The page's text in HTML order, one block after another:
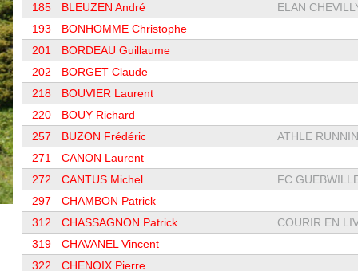
185
BLEUZEN André
ELAN
193
BONHOMME Christophe
201
BORDEAU Guillaume
202
BORGET Claude
218
BOUVIER Laurent
220
BOUY Richard
257
BUZON Frédéric
ATHLE
271
CANON Laurent
272
CANTUS Michel
FC
297
CHAMBON Patrick
312
CHASSAGNON Patrick
COURIR EN
319
CHAVANEL Vincent
322
CHENOIX Pierre